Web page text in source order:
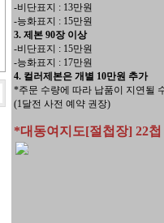
-비단표지 : 13만원
-능화표지 : 15만원
3. 제본 90장 이상
-비단표지 : 15만원
-능화표지 : 17만원
4. 컬러제본은 개별 10만원 추가
*주문 수량에 따라 납품이 지연될
(1달전 사전 예약 권장)
*대동여지도[절첩장] 22